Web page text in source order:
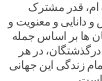
ام، قدر مشترک
دانایی و معنویت و
ها بر اساس جمله
در هر
زندگی این جهانی